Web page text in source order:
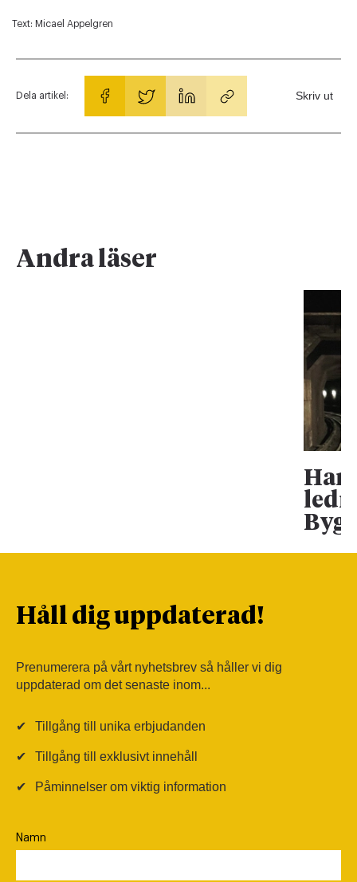
Text: Micael Appelgren
Dela artikel: Skriv ut
Andra läser
Han
Håll dig uppdaterad!
Prenumerera på vårt nyhetsbrev så håller vi dig
uppdaterad om det senaste inom...
✔ Tillgång till unika erbjudanden
✔ Tillgång till exklusivt innehåll
✔ Påminnelser om viktig information
Namn